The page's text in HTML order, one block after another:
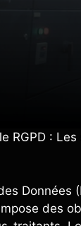
RGPD :
des